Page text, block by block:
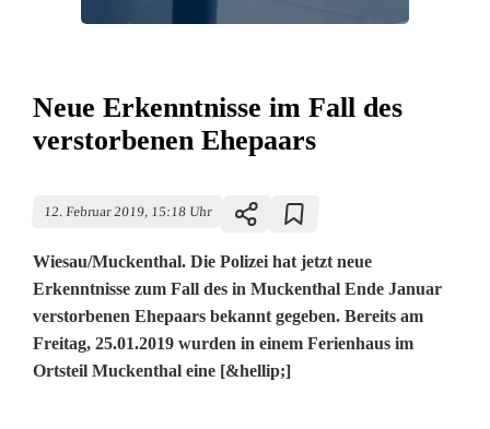
Neue Erkenntnisse im Fall des
verstorbenen Ehepaars
12. Februar 2019, 15:18 Uhr
Wiesau/Muckenthal. Die Polizei hat jetzt neue
Erkenntnisse zum Fall des in Muckenthal Ende Januar
verstorbenen Ehepaars bekannt gegeben. Bereits am
Freitag, 25.01.2019 wurden in einem Ferienhaus im
Ortsteil Muckenthal eine [&hellip;]